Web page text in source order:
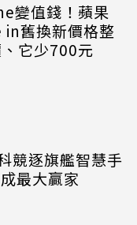
變值錢！蘋果
舊換新價格整
它少700元
競逐旗艦智慧手
最大贏家